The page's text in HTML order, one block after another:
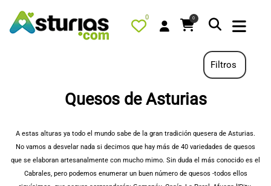
0 0
QUÉ HACER
ALOJAMIENTOS
RESTAURANTES
Filtros
Quesos de Asturias
A estas alturas ya todo el mundo sabe de la gran tradición quesera de Asturias.
No vamos a desvelar nada si decimos que hay más de 40 variedades de quesos
que se elaboran artesanalmente con mucho mimo. Sin duda el más conocido es el
Cabrales, pero podemos enumerar un buen número de quesos -todos ellos